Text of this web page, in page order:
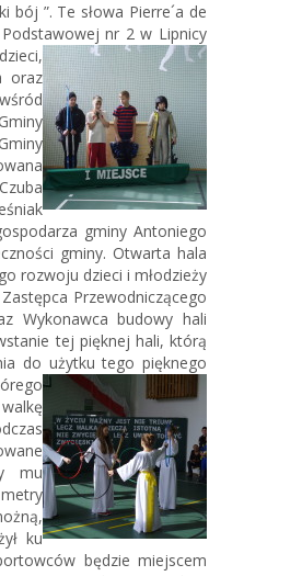
”. Te słowa Pierre´a de
nr 2 w Lipnicy
oraz
gminy Antoniego
gminy. Otwarta hala
rozwoju dzieci i młodzieży
Przewodniczącego
Wykonawca budowy hali
tej pięknej hali, którą
do użytku tego pięknego
mu
ku
będzie miejscem